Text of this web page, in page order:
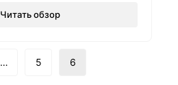
Читать обзор
… 5 6